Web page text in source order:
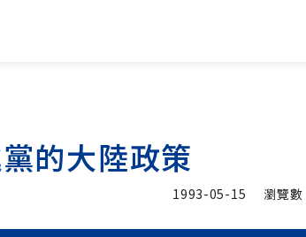
的大陸政策
1993-05-15 瀏覽數